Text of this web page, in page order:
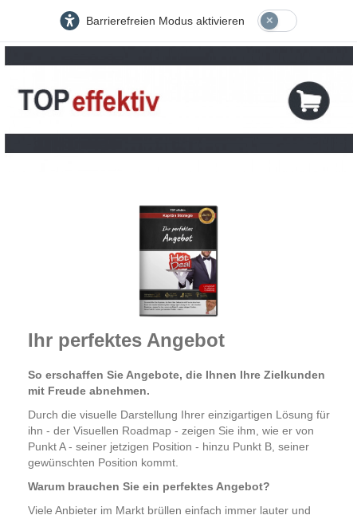
Barrierefreien Modus aktivieren
Ihr perfektes Angebot
So erschaffen Sie Angebote, die Ihnen Ihre Zielkunden
mit Freude abnehmen.
Durch die visuelle Darstellung Ihrer einzigartigen Lösung für
ihn - der Visuellen Roadmap - zeigen Sie ihm, wie er von
Punkt A - seiner jetzigen Position - hinzu Punkt B, seiner
gewünschten Position kommt.
Warum brauchen Sie ein perfektes Angebot?
Viele Anbieter im Markt brüllen einfach immer lauter und